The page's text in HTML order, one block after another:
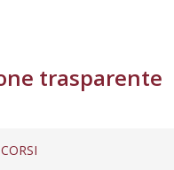
trasparente